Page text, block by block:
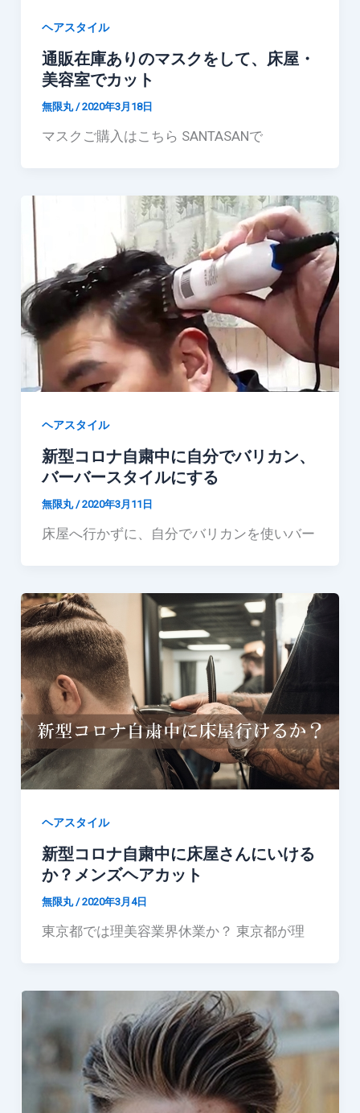
ヘアスタイル
通販在庫ありのマスクをして、床屋・
美容室でカット
無限丸/2020年3月18日
マスクご購入はこちら SANTASANで
ヘアスタイル
新型コロナ自粛中に自分でバリカン、
バーバースタイルにする
無限丸/2020年3月11日
床屋へ行かずに、自分でバリカンを使いバー
ヘアスタイル
新型コロナ自粛中に床屋さんにいける
か？メンズヘアカット
無限丸/2020年3月4日
東京都では理美容業界休業か？ 東京都が理